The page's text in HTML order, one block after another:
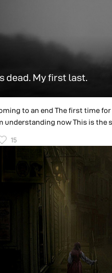
dead. My first last.
to an end The first time
understanding now This is
This is the last thing I recall I
heart I knew it My life was
15